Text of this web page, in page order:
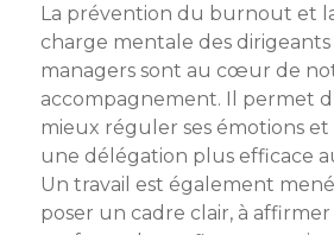
Ateliers
AEPV
Club
de
managers
intermédiaires
Actualité
des
membres
Kit
de
l’adhérent
Dispositifs
partenaires
Offres
privilèges
CONTACT
La prévention du burnout et
charge mentale des dirigeants
managers sont au cœur de
accompagnement. Il permet
mieux réguler ses émotions
une délégation plus efficace
Un travail est également
poser un cadre clair, à affirmer